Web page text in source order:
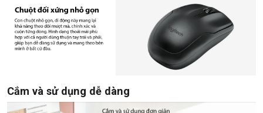
Cắm và sử dụng dễ dàng